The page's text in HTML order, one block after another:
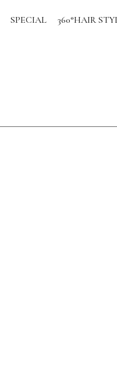
SPECIAL 360°HAIR